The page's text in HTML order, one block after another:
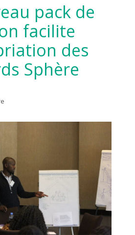
pack de
facilite
des
Sphère